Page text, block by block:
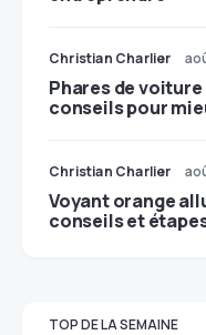
Christian Charlier
Phares de
conseils pour
Christian Charlier
Voyant orange
conseils et
TOP DE LA SEMAINE